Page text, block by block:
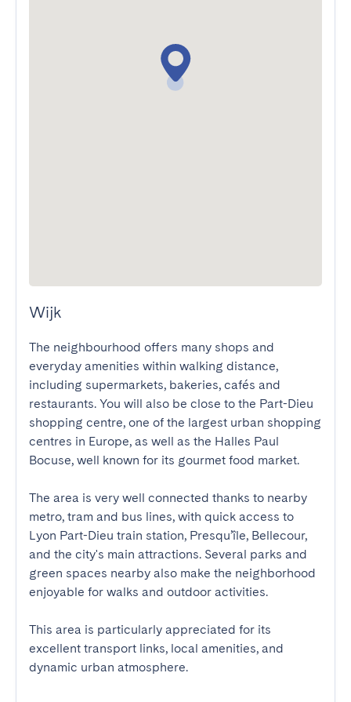
Wijk
The neighbourhood offers many shops and
everyday amenities within walking distance,
including supermarkets, bakeries, cafés and
restaurants. You will also be close to the Part-Dieu
shopping centre, one of the largest urban shopping
centres in Europe, as well as the Halles Paul
Bocuse, well known for its gourmet food market.
The area is very well connected thanks to nearby
metro, tram and bus lines, with quick access to
Lyon Part-Dieu train station, Presqu’île, Bellecour,
and the city's main attractions. Several parks and
green spaces nearby also make the neighborhood
enjoyable for walks and outdoor activities.
This area is particularly appreciated for its
excellent transport links, local amenities, and
dynamic urban atmosphere.